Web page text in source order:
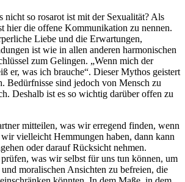
nicht so rosarot ist mit der Sexualität? Als
hier die offene Kommunikation zu nennen.
Liebe und die Erwartungen,
ist wie in allen anderen harmonischen
zum Gelingen. „Wenn mich der
er, was ich brauche“. Dieser Mythos geistert
Bedürfnisse sind jedoch von Mensch zu
Deshalb ist es so wichtig darüber offen zu
mitteilen, was wir erregend finden, wenn
vielleicht Hemmungen haben, dann kann
oder darauf Rücksicht nehmen.
was wir selbst für uns tun können, um
moralischen Ansichten zu befreien, die